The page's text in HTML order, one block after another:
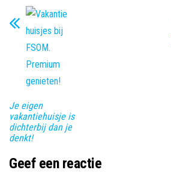
Je eigen
vakantiehuisje is
dichterbij dan je
denkt!
Geef een reactie